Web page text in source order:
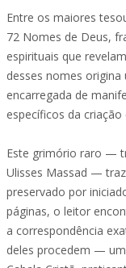
Entre os maiores
72 Nomes de Deus,
espirituais que
desses nomes
encarregada de
específicos da criação
Este grimório raro —
Ulisses Massad —
preservado por
páginas, o leitor
a correspondência
deles procedem —